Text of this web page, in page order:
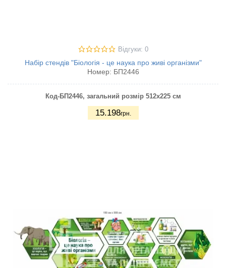
Відгуки: 0
Набір стендів "Біологія - це наука про живі організми"
Номер: БП2446
Код-БП2446, загальний розмір 512х225 см
15.198грн.